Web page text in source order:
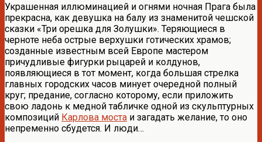
Украшенная иллюминацией и огнями ночная Прага была
прекрасна, как девушка на балу из знаменитой чешской
сказки «Три орешка для Золушки». Теряющиеся в
черноте неба острые верхушки готических храмов;
созданные известным всей Европе мастером
причудливые фигурки рыцарей и колдунов,
появляющиеся в тот момент, когда большая стрелка
главных городских часов минует очередной полный
круг; предание, согласно которому, если приложить
свою ладонь к медной табличке одной из скульптурных
композиций Карлова моста и загадать желание, то оно
непременно сбудется. И люди…